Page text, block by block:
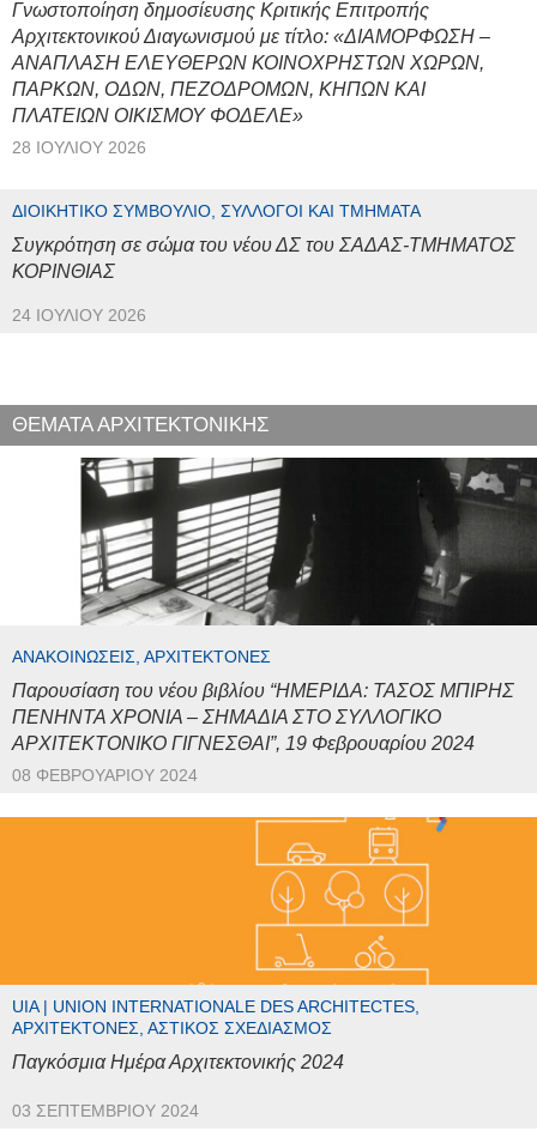
Γνωστοποίηση δημοσίευσης Κριτικής Επιτροπής
Αρχιτεκτονικού Διαγωνισμού με τίτλο: «ΔΙΑΜΟΡΦΩΣΗ –
ΑΝΑΠΛΑΣΗ ΕΛΕΥΘΕΡΩΝ ΚΟΙΝΟΧΡΗΣΤΩΝ ΧΩΡΩΝ,
ΠΑΡΚΩΝ, ΟΔΩΝ, ΠΕΖΟΔΡΟΜΩΝ, ΚΗΠΩΝ ΚΑΙ
ΠΛΑΤΕΙΩΝ ΟΙΚΙΣΜΟΥ ΦΟΔΕΛΕ»
28 ΙΟΥΛΊΟΥ 2026
ΔΙΟΙΚΗΤΙΚΌ ΣΥΜΒΟΎΛΙΟ, ΣΎΛΛΟΓΟΙ ΚΑΙ ΤΜΉΜΑΤΑ
Συγκρότηση σε σώμα του νέου ΔΣ του ΣΑΔΑΣ-ΤΜΗΜΑΤΟΣ
ΚΟΡΙΝΘΙΑΣ
24 ΙΟΥΛΊΟΥ 2026
ΘΕΜΑΤΑ ΑΡΧΙΤΕΚΤΟΝΙΚΗΣ
ΑΝΑΚΟΙΝΏΣΕΙΣ, ΑΡΧΙΤΈΚΤΟΝΕΣ
Παρουσίαση του νέου βιβλίου “ΗΜΕΡΙΔΑ: ΤΑΣΟΣ ΜΠΙΡΗΣ
ΠΕΝΗΝΤΑ ΧΡΟΝΙΑ – ΣΗΜΑΔΙΑ ΣΤΟ ΣΥΛΛΟΓΙΚΟ
ΑΡΧΙΤΕΚΤΟΝΙΚΟ ΓΙΓΝΕΣΘΑΙ”, 19 Φεβρουαρίου 2024
08 ΦΕΒΡΟΥΑΡΊΟΥ 2024
UIA | UNION INTERNATIONALE DES ARCHITECTES,
ΑΡΧΙΤΈΚΤΟΝΕΣ, ΑΣΤΙΚΌΣ ΣΧΕΔΙΑΣΜΌΣ
Παγκόσμια Ημέρα Αρχιτεκτονικής 2024
03 ΣΕΠΤΕΜΒΡΊΟΥ 2024